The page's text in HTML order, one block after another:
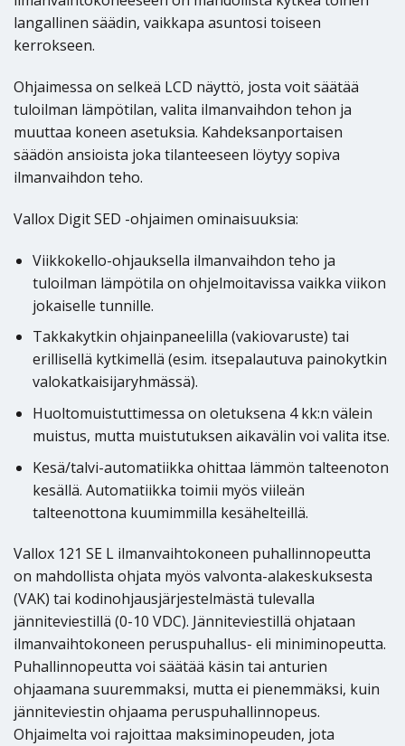
langallinen säädin, vaikkapa asuntosi toiseen
kerrokseen.
Ohjaimessa on selkeä LCD näyttö, josta voit säätää
tuloilman lämpötilan, valita ilmanvaihdon tehon ja
muuttaa koneen asetuksia. Kahdeksanportaisen
säädön ansioista joka tilanteeseen löytyy sopiva
ilmanvaihdon teho.
Vallox Digit SED -ohjaimen ominaisuuksia:
Viikkokello-ohjauksella ilmanvaihdon teho ja
tuloilman lämpötila on ohjelmoitavissa vaikka viikon
jokaiselle tunnille.
Takkakytkin ohjainpaneelilla (vakiovaruste) tai
erillisellä kytkimellä (esim. itsepalautuva painokytkin
valokatkaisijaryhmässä).
Huoltomuistuttimessa on oletuksena 4 kk:n välein
muistus, mutta muistutuksen aikavälin voi valita itse.
Kesä/talvi-automatiikka ohittaa lämmön talteenoton
kesällä. Automatiikka toimii myös viileän
talteenottona kuumimmilla kesähelteillä.
Vallox 121 SE L ilmanvaihtokoneen puhallinnopeutta
on mahdollista ohjata myös valvonta-alakeskuksesta
(VAK) tai kodinohjausjärjestelmästä tulevalla
jänniteviestillä (0-10 VDC). Jänniteviestillä ohjataan
ilmanvaihtokoneen peruspuhallus- eli miniminopeutta.
Puhallinnopeutta voi säätää käsin tai anturien
ohjaamana suuremmaksi, mutta ei pienemmäksi, kuin
jänniteviestin ohjaama peruspuhallinnopeus.
Ohjaimelta voi rajoittaa maksiminopeuden, jota